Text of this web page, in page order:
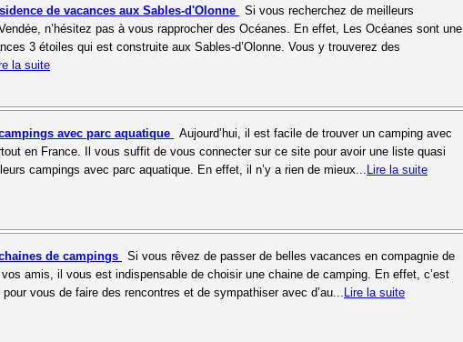
de vacances aux Sables-d'Olonne
Si vous recherchez de meilleurs
n’hésitez pas à vous rapprocher des Océanes. En effet, Les Océanes sont une
3 étoiles qui est construite aux Sables-d’Olonne. Vous y trouverez des
la suite
avec parc aquatique
Aujourd’hui, il est facile de trouver un camping avec
en France. Il vous suffit de vous connecter sur ce site pour avoir une liste quasi
campings avec parc aquatique. En effet, il n’y a rien de mieux... Lire la suite
de campings
Si vous rêvez de passer de belles vacances en compagnie de
amis, il vous est indispensable de choisir une chaine de camping. En effet, c’est
vous de faire des rencontres et de sympathiser avec d’au... Lire la suite